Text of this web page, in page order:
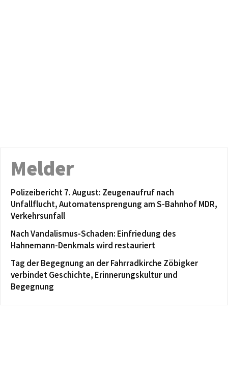
Melder
Polizeibericht 7. August: Zeugenaufruf nach
Unfallflucht, Automatensprengung am S-Bahnhof MDR,
Verkehrsunfall
Nach Vandalismus-Schaden: Einfriedung des
Hahnemann-Denkmals wird restauriert
Tag der Begegnung an der Fahrradkirche Zöbigker
verbindet Geschichte, Erinnerungskultur und
Begegnung